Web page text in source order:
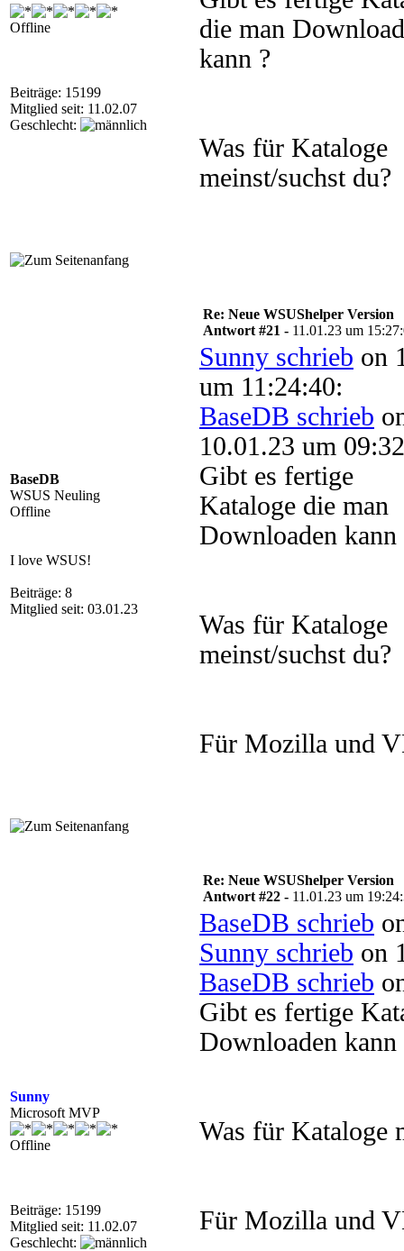
Offline
Beiträge: 15199
Mitglied seit: 11.02.07
Geschlecht:
die man
kann ?
Was für Kataloge
meinst/suchst du?
BaseDB
WSUS Neuling
Offline
I love WSUS!
Beiträge: 8
Mitglied seit: 03.01.23
Re: Neue WSUShelper Version
Antwort #21 - 11.01.23 um
Sunny schrieb on
um 11:24:40:
BaseDB schrieb
10.01.23 um
Gibt es fertige
Kataloge die man
Downloaden kann
Was für Kataloge
meinst/suchst du?
Für Mozilla und
Sunny
Microsoft MVP
Offline
Beiträge: 15199
Mitglied seit: 11.02.07
Geschlecht:
Re: Neue WSUShelper Version
Antwort #22 - 11.01.23 um
BaseDB schrieb
Sunny schrieb on
BaseDB schrieb
Gibt es fertige
Downloaden kann
Was für Kataloge
Für Mozilla und